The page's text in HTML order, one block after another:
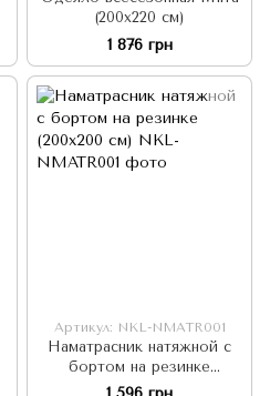
(200х220 см)
1 876 грн
Артикул: NKL-NMATR001
Наматрасник натяжной с
бортом на резинке
(200x200 см)